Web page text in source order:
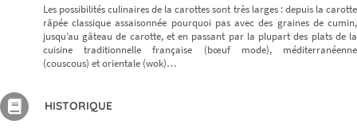
Les possibilités culinaires de la carottes sont très larges : depuis la carotte
râpée classique assaisonnée pourquoi pas avec des graines de cumin,
jusqu’au gâteau de carotte, et en passant par la plupart des plats de la
cuisine traditionnelle française (bœuf mode), méditerranéenne
(couscous) et orientale (wok)…
HISTORIQUE